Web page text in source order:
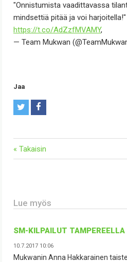
"Onnistumista vaadittavassa
mindsettiä pitää ja voi harjoitella!"
https://t.co/AdZzfMVAMY,
— Team Mukwan
Jaa
i
t
r
c
e
o
« Takaisin
Lue myös
SM-KILPAILUT
10.7.2017 10:06
Mukwanin Anna Hakkarainen